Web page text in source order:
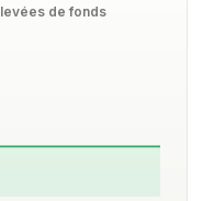
levées de fonds